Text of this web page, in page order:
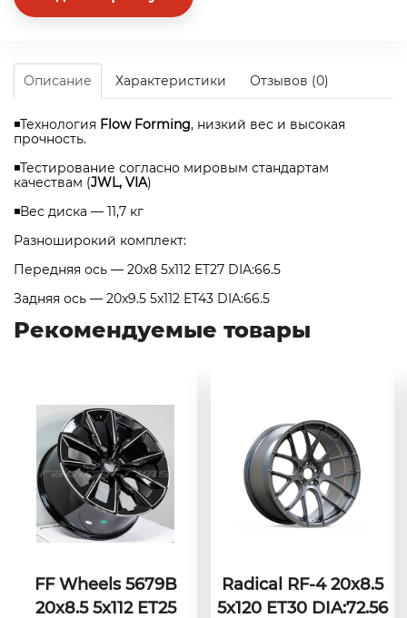
Описание Характеристики Отзывов (0)
◾Технология Flow Forming, низкий вес и высокая
прочность.
◾Тестирование согласно мировым стандартам
качествам (JWL, VIA)
◾Вес диска — 11,7 кг
Разноширокий комплект:
Передняя ось — 20x8 5x112 ET27 DIA:66.5
Задняя ось — 20x9.5 5x112 ET43 DIA:66.5
Рекомендуемые товары
FF Wheels 5679B
20x8.5 5x112 ET25
Radical RF-4 20x8.5
5x120 ET30 DIA:72.56